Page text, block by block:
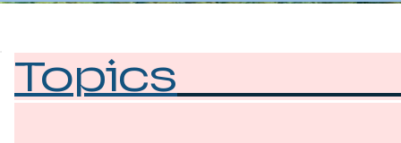
Topics